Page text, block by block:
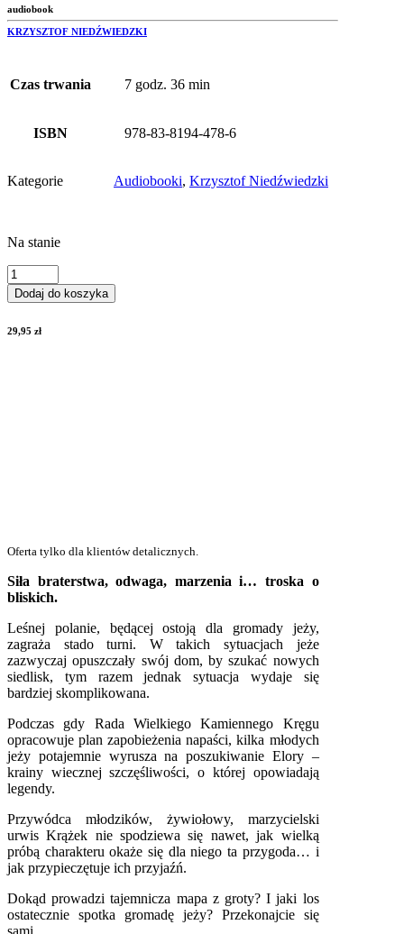
audiobook
KRZYSZTOF NIEDŹWIEDZKI
Czas trwania 7 godz. 36 min
ISBN 978-83-8194-478-6
Kategorie Audiobooki, Krzysztof Niedźwiedzki
Na stanie
ilość
Elora.
Wielka
Dodaj do koszyka
29,95 zł
Oferta tylko dla klientów detalicznych.
Siła braterstwa, odwaga, marzenia i… troska o
bliskich.
Leśnej polanie, będącej ostoją dla gromady jeży,
zagraża stado turni. W takich sytuacjach jeże
zazwyczaj opuszczały swój dom, by szukać nowych
siedlisk, tym razem jednak sytuacja wydaje się
bardziej skomplikowana.
Podczas gdy Rada Wielkiego Kamiennego Kręgu
opracowuje plan zapobieżenia napaści, kilka młodych
jeży potajemnie wyrusza na poszukiwanie Elory –
krainy wiecznej szczęśliwości, o której opowiadają
legendy.
Przywódca młodzików, żywiołowy, marzycielski
urwis Krążek nie spodziewa się nawet, jak wielką
próbą charakteru okaże się dla niego ta przygoda… i
jak przypieczętuje ich przyjaźń.
Dokąd prowadzi tajemnicza mapa z groty? I jaki los
ostatecznie spotka gromadę jeży? Przekonajcie się
sami.